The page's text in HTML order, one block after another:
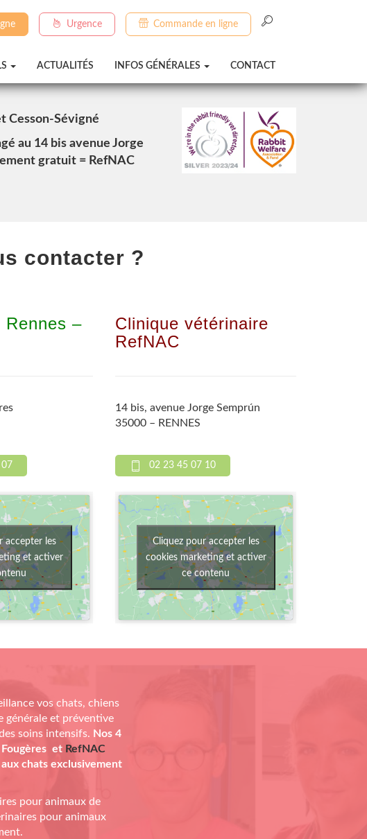
Urgence Commande en ligne
ACTUALITÉS INFOS GÉNÉRALES CONTACT
Cesson-Sévigné
au 14 bis avenue Jorge
gratuit = RefNAC
contacter ?
Rennes –
accepter les
et activer
Clinique vétérinaire
RefNAC
14 bis, avenue Jorge Semprún
35000 – RENNES
02 23 45 07 10
Cliquez pour accepter les
cookies marketing et activer
ce contenu
vos chats, chiens
générale et préventive
soins intensifs. Nos 4
et RefNAC
chats exclusivement
pour animaux de
pour animaux